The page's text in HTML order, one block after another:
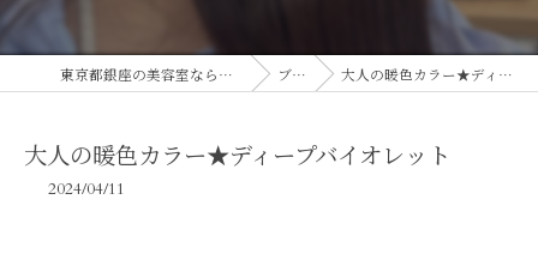
東京都銀座の美容室ならWISTERIA PLUS 1 ブログ 大人の暖色カラー★ディープバイオレット
大人の暖色カラー★ディープバイオレット
2024/04/11